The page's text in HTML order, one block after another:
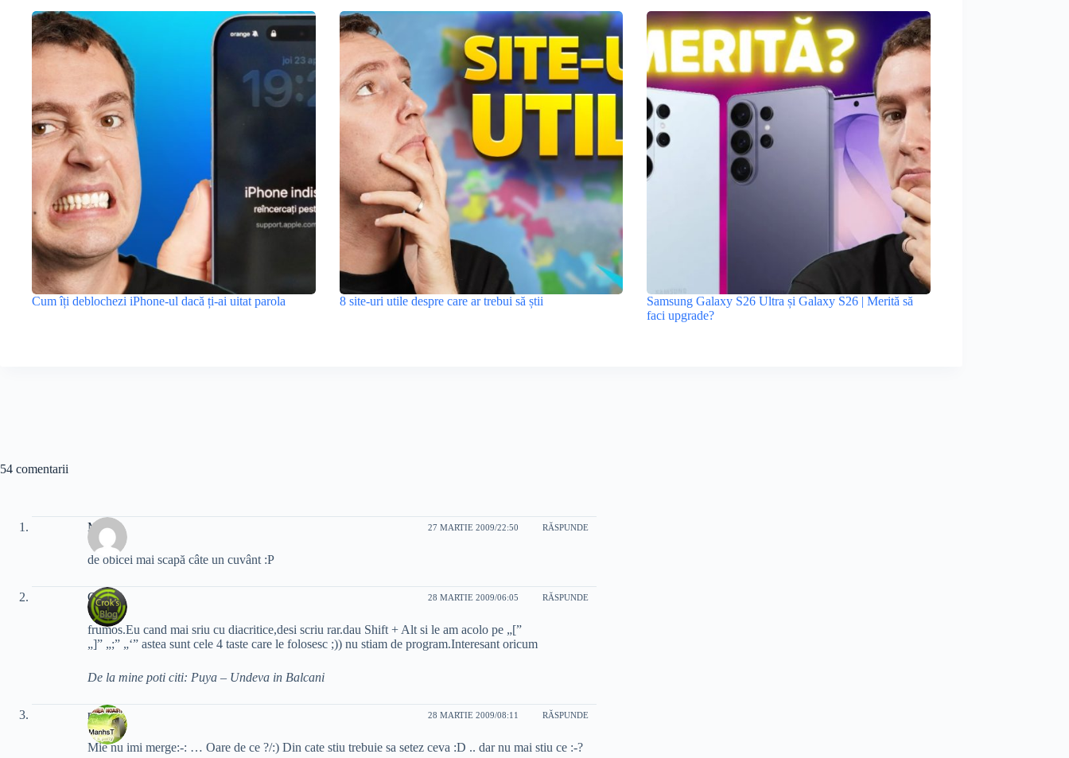
Cum îți deblochezi iPhone-ul dacă ți-ai uitat parola 8 site-uri utile despre care ar trebui să știi
Samsung Galaxy S26 Ultra și Galaxy S26 | Merită să
faci upgrade?
54 comentarii
Master 27 MARTIE 2009/22:50 RĂSPUNDE
de obicei mai scapă câte un cuvânt :P
Crok 28 MARTIE 2009/06:05 RĂSPUNDE
frumos.Eu cand mai sriu cu diacritice,desi scriu rar.dau Shift + Alt si le am acolo pe „[”
„]” „;” „‘” astea sunt cele 4 taste care le folosesc ;)) nu stiam de program.Interesant oricum
De la mine poti citi: Puya – Undeva in Balcani
manhst 28 MARTIE 2009/08:11 RĂSPUNDE
Mie nu imi merge:-: … Oare de ce ?/:) Din cate stiu trebuie sa setez ceva :D .. dar nu mai stiu ce :-?